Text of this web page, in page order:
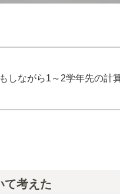
しながら1～2学年先の計
て考えた